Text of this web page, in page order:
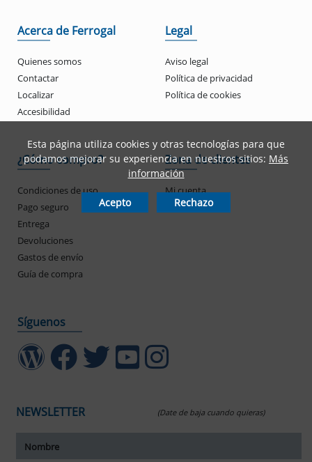
Acerca de Ferrogal
Quienes somos
Contactar
Localizar
Accesibilidad
Legal
Aviso legal
Política de privacidad
Política de cookies
¿Cómo compro?
Condiciones de uso
Pago seguro
Entrega
Devoluciones
Gastos de envío
Guía de compra
Zona de clientes
Mi cuenta
Mis pedidos
Síguenos
NEWSLETTER (Date de baja cuando quieras)
Esta página utiliza cookies y otras tecnologías para que
podamos mejorar su experiencia en nuestros sitios: Más
información
Acepto Rechazo
tamaño del texto